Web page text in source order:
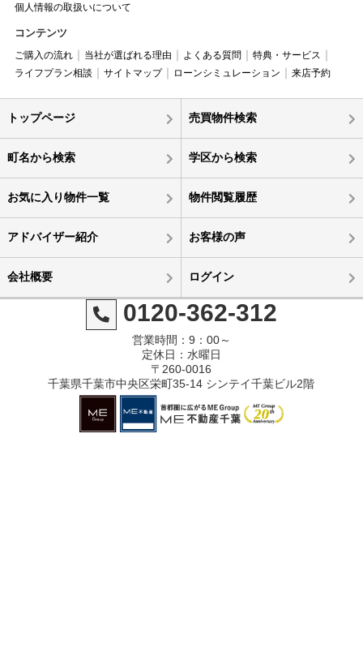
個人情報の取扱いについて
コンテンツ
ご購入の流れ 当社が選ばれる理由 よくある質問
特典・サービス
ライフプラン相談
サイトマップ ローンシミュレーション 来店予約
トップページ 売買物件検索
町名から検索 学区から検索
お気に入り物件一覧 物件閲覧履歴
アドバイザー紹介 お客様の声
会社概要 ログイン
0120-362-312
営業時間：9：00～
定休日：水曜日
〒260-0016
千葉県千葉市中央区栄町35-14 シンテイ千葉ビル2階